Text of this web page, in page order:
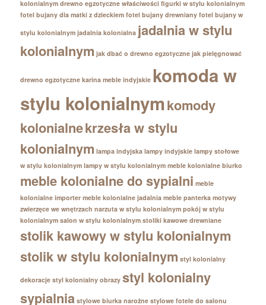
kolonialnym drewno egzotyczne właściwości figurki w stylu kolonialnym
fotel bujany dla matki z dzieckiem fotel bujany drewniany fotel bujany w
stylu kolonialnym jadalnia kolonialna jadalnia w stylu
kolonialnym jak dbać o drewno egzotyczne jak pielęgnować
drewno egzotyczne karina meble indyjskie komoda w
stylu kolonialnymkomody
kolonialnekrzesła w stylu
kolonialnym lampa indyjska lampy indyjskie lampy stołowe
w stylu kolonialnym lampy w stylu kolonialnym meble kolonialne biurko
meble kolonialne do sypialni meble
kolonialne importer meble kolonialne jadalnia meble panterka motywy
zwierzęce we wnętrzach narzuta w stylu kolonialnym pokój w stylu
kolonialnym salon w stylu kolonialnym stoliki kawowe drewniane
stolik kawowy w stylu kolonialnym
stolik w stylu kolonialnym styl kolonialny
dekoracje styl kolonialny obrazy styl kolonialny
sypialnia stylowe biurka narożne stylowe fotele do salonu